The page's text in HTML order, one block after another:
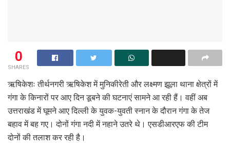
0
SHARES
ऋषिकेशः तीर्थनगरी ऋषिकेश में मुनिकीरेती और लक्ष्मण झूला थाना क्षेत्रों में
गंगा के किनारों पर आए दिन डूबने की घटनाएं सामने आ रही हैं। वहीं अब
उत्तराखंड में घूमने आए दिल्ली के युवक-युवती स्नान के दौरान गंगा के तेज
बहाव में बह गए। दोनों गंगा नदी में नहाने उतरे थे। एसडीआरएफ की टीम
दोनों की तलाश कर रही है।